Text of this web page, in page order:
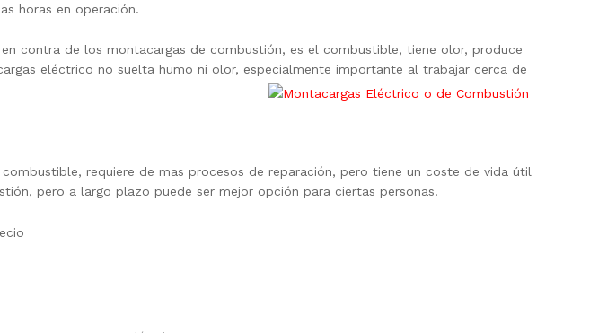
horas en operación.
contra de los montacargas de combustión, es el combustible, tiene olor, produce
eléctrico no suelta humo ni olor, especialmente importante al trabajar cerca de
requiere de mas procesos de reparación, pero tiene un coste de vida útil
pero a largo plazo puede ser mejor opción para ciertas personas.